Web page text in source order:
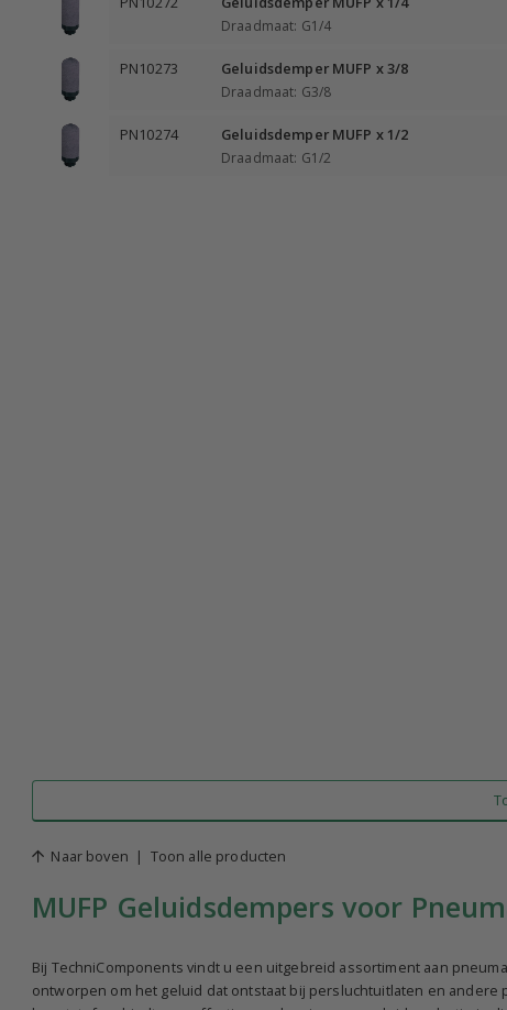
Draadmaat: G1/4
PN10273 Geluidsdemper MUFP x 3/8
Draadmaat: G3/8
PN10274 Geluidsdemper MUFP x 1/2
Draadmaat: G1/2
Naar boven | Toon alle producten
MUFP Geluidsdempers voor
Bij TechniComponents vindt u een uitgebreid assortiment aan
ontworpen om het geluid dat ontstaat bij persluchtuitlaten en andere